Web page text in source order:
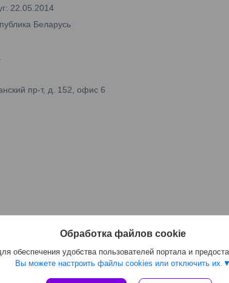
22.05.2014
Беларусь
пр-т, д. 152, офис 6
Обработка файлов cookie
обеспечения удобства пользователей портала и
Вы можете настроить файлы cookies или отключить их.